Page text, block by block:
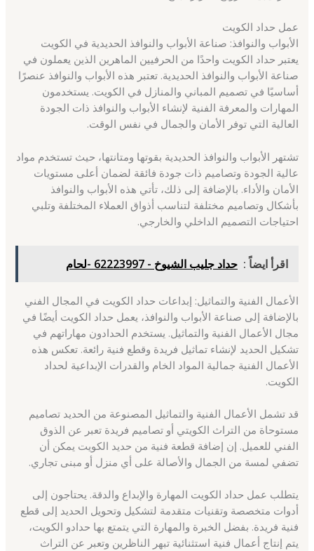
عمل حداد الكويت
الأبواب والنوافذ: صناعة الأبواب والنوافذ الحديدية في الكويت
يعتبر حداد الكويت واحدًا من الحرفيين الماهرين الذين يعملون في
صناعة الأبواب والنوافذ الحديدية. تعتبر هذه الأبواب والنوافذ عنصرًا
أساسيًا في تصميم المباني والمنازل في الكويت. يستخدمون
المهارات والمعرفة الفنية لإنشاء الأبواب والنوافذ ذات الجودة
العالية التي توفر الأمان والجمال في نفس الوقت.
تشتهر الأبواب والنوافذ الحديدية بقوتها ومتانتها، حيث تستخدم مواد
عالية الجودة وتصاميم ذات جودة فائقة لضمان أعلى مستويات
الأمان والأداء. بالإضافة إلى ذلك، تأتي هذه الأبواب والنوافذ
بأشكال وتصاميم مختلفة لتناسب أذواق العملاء المختلفة وتلبي
احتياجات التصميم الداخلي والخارجي.
اقرأ ايضاً : حداد جليب الشيوخ - 62223997 -لحام
الأعمال الفنية والتماثيل: إبداعات حداد الكويت في المجال الفني
بالإضافة إلى صناعة الأبواب والنوافذ، يعمل حداد الكويت أيضًا في
مجال الأعمال الفنية والتماثيل. يستخدم الحدادون مهاراتهم في
تشكيل الحديد لإنشاء تماثيل فريدة وقطع فنية رائعة. تعكس هذه
الأعمال الفنية جمالية المواد الخام والقدرات الإبداعية لحداد
الكويت.
قد تشمل الأعمال الفنية والتماثيل المصنوعة من الحديد تصاميم
مستوحاة من التراث الكويتي أو تصاميم فريدة تعبر عن الذوق
الفني للعميل. إن إضافة قطعة فنية من حديد الكويت يمكن أن
تضفي لمسة من الجمال والأصالة على أي منزل أو مبنى تجاري.
يتطلب عمل حداد الكويت المهارة والإبداع والدقة. يحتاجون إلى
أدوات متخصصة وتقنيات متقدمة لتشكيل وتحويل الحديد إلى قطع
فنية فريدة. بفضل الخبرة والمهارة التي يتمتع بها حدادو الكويت،
يتم إنتاج أعمال فنية استثنائية تبهر الناظرين وتعبر عن التراث